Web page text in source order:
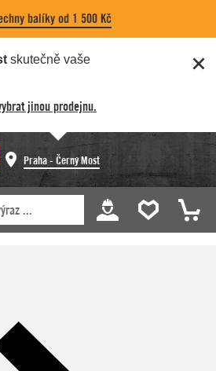
balíky od 1 500 Kč
skutečně vaše
jinou prodejnu.
Praha - Černý Most